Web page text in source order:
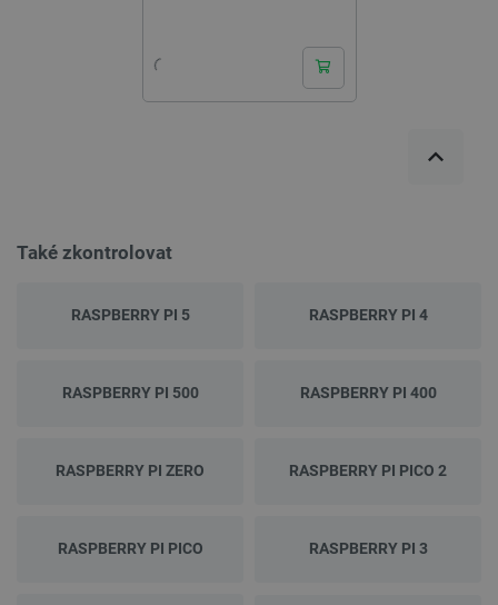
Také zkontrolovat
RASPBERRY PI 5 RASPBERRY PI 4
RASPBERRY PI 500 RASPBERRY PI 400
RASPBERRY PI ZERO RASPBERRY PI PICO 2
RASPBERRY PI PICO RASPBERRY PI 3